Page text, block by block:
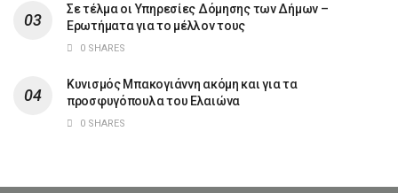
Σε τέλμα οι Υπηρεσίες Δόμησης των Δήμων –
Ερωτήματα για το μέλλον τους
0 SHARES
Κυνισμός Μπακογιάννη ακόμη και για τα
προσφυγόπουλα του Ελαιώνα
0 SHARES